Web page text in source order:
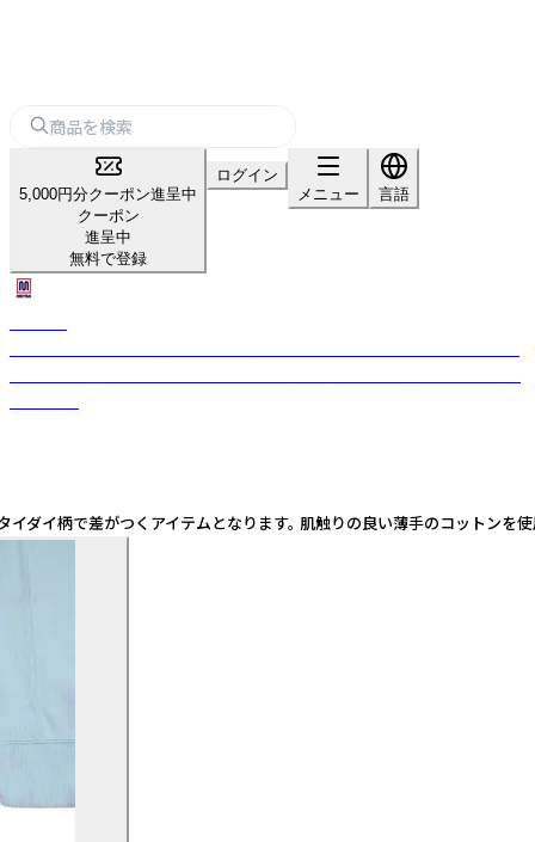
5,000円分クーポン進呈中
クーポン
進呈中
無料で登録
ログイン
メニュー
言語
イ柄で差がつくアイテムとなります。 肌触りの良い薄手のコットンを